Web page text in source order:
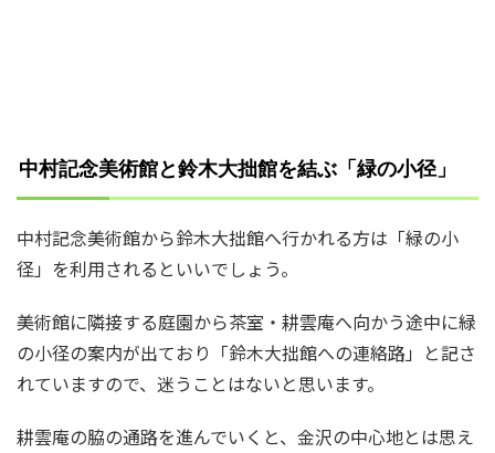
中村記念美術館と鈴木大拙館を結ぶ「緑の小径」
中村記念美術館から鈴木大拙館へ行かれる方は「緑の小
径」を利用されるといいでしょう。
美術館に隣接する庭園から茶室・耕雲庵へ向かう途中に緑
の小径の案内が出ており「鈴木大拙館への連絡路」と記さ
れていますので、迷うことはないと思います。
耕雲庵の脇の通路を進んでいくと、金沢の中心地とは思え